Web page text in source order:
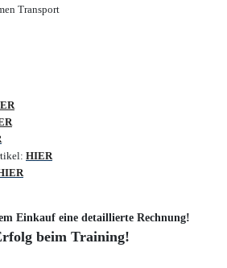
Transport
HIER
Einkauf eine detaillierte Rechnung!
beim Training!